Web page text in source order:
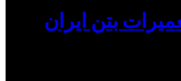
بتن ایران